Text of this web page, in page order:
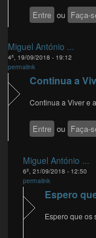
Entre ou Faça-
Miguel António ...
4ª, 19/09/2018 - 19:12
permalink
Continua a
Continua a Viver e
Entre ou Faça-
Miguel António ...
6ª, 21/09/2018 - 12:50
permalink
Espero
Espero que os